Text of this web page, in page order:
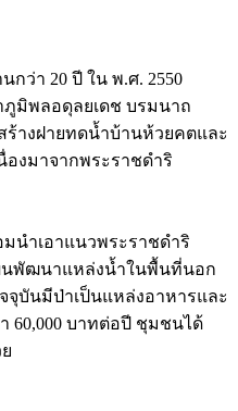
ว่า 20 ปี ใน พ.ศ. 2550
มิพลอดุลยเดช บรมนาถ
างฝายทดน้ำบ้านห้วยคตและ
งมาจากพระราชดำริ
นำเอาแนวพระราชดำริ
พัฒนาแหล่งน้ำในพื้นที่นอก
จุบันมีป่าเป็นแหล่งอาหารและ
60,000 บาทต่อปี ชุมชนได้